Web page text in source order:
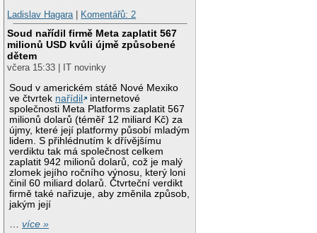
Ladislav Hagara| Komentářů: 2
Soud nařídil firmě Meta zaplatit 567
milionů USD kvůli újmě způsobené
dětem
včera 15:33 | IT novinky
Soud v americkém státě Nové Mexiko
ve čtvrtek nařídil
internetové
společnosti Meta Platforms zaplatit 567
milionů dolarů (téměř 12 miliard Kč) za
újmy, které její platformy působí mladým
lidem. S přihlédnutím k dřívějšímu
verdiktu tak má společnost celkem
zaplatit 942 milionů dolarů, což je malý
zlomek jejího ročního výnosu, který loni
činil 60 miliard dolarů. Čtvrteční verdikt
firmě také nařizuje, aby změnila způsob,
jakým její
…více »